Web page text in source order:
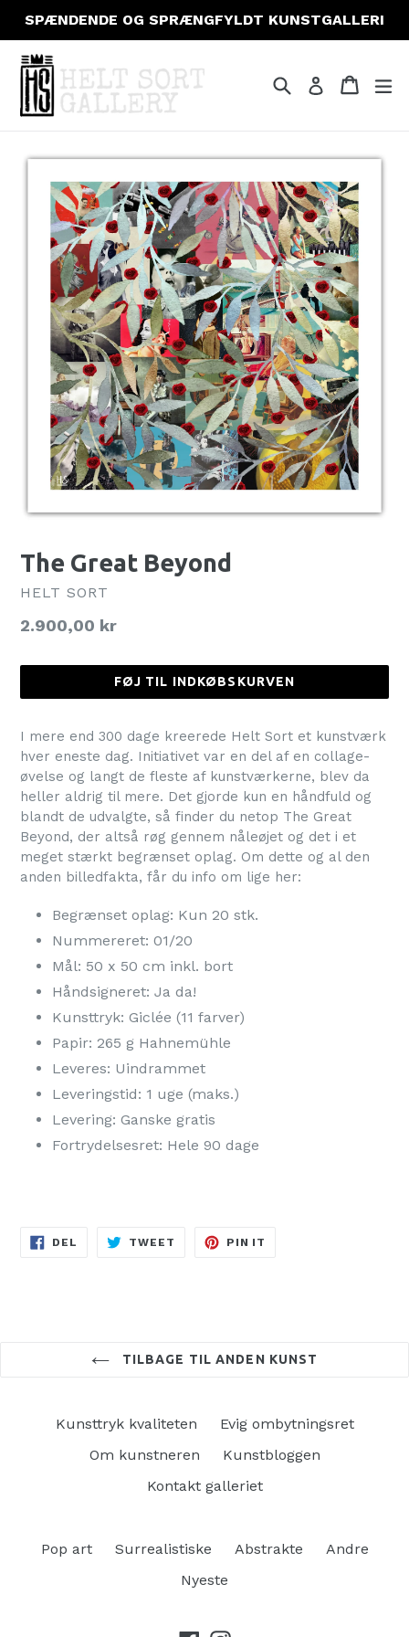
indhold
SPÆNDENDE OG SPRÆNGFYLDT KUNSTGALLERI
Søg Log ind
The Great Beyond
HELT SORT
Normalpris
2.900,00 kr
FØJ TIL INDKØBSKURVEN
I mere end 300 dage kreerede Helt Sort et kunstværk
hver eneste dag. Initiativet var en del af en collage-
øvelse og langt de fleste af kunstværkerne, blev da
heller aldrig til mere. Det gjorde kun en håndfuld og
blandt de udvalgte, så finder du netop The Great
Beyond, der altså røg gennem nåleøjet og det i et
meget stærkt begrænset oplag. Om dette og al den
anden billedfakta, får du info om lige her:
Begrænset oplag: Kun 20 stk.
Nummereret: 01/20
Mål: 50 x 50 cm inkl. bort
Håndsigneret: Ja da!
Kunsttryk: Giclée (11 farver)
Papir: 265 g Hahnemühle
Leveres: Uindrammet
Leveringstid: 1 uge (maks.)
Levering: Ganske gratis
Fortrydelsesret: Hele 90 dage
DEL TWEET TWEET
PIN IT
TILBAGE TIL ANDEN KUNST
Kunsttryk kvaliteten
Evig ombytningsret
Om kunstneren
Kunstbloggen
Kontakt galleriet
Pop art Surrealistiske Abstrakte
Andre
Nyeste